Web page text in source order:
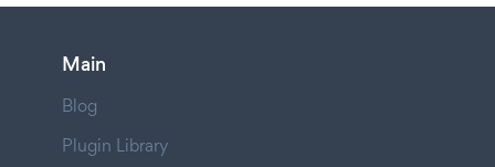
Main
Blog
Plugin Library